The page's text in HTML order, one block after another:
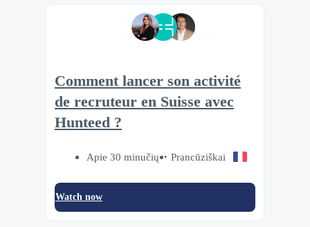
Comment lancer son activité
de recruteur en Suisse avec
Hunteed ?
Apie 30 minučių Prancūziškai
Watch now